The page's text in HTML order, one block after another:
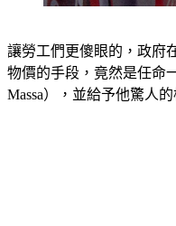
物價的手段，竟然是任命
Massa），並給予他驚人